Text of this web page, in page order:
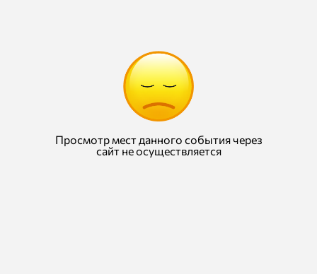
Просмотр мест данного события через
сайт не осуществляется